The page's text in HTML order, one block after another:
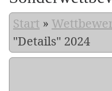
Start »
"Details" 2024